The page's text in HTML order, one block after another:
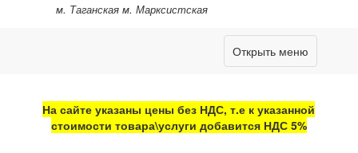
м. Таганская м. Марксистская
Открыть меню
На сайте указаны цены без НДС, т.е к указанной
стоимости товара\услуги добавится НДС 5%